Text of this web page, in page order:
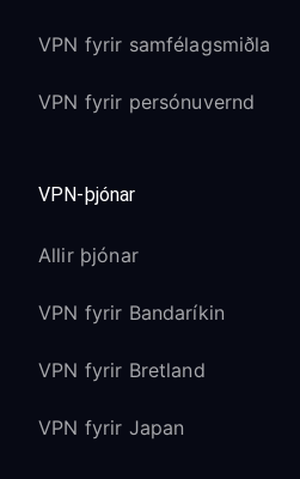
VPN fyrir samfélagsmiðla
VPN fyrir persónuvernd
VPN-þjónar
Allir þjónar
VPN fyrir Bandaríkin
VPN fyrir Bretland
VPN fyrir Japan